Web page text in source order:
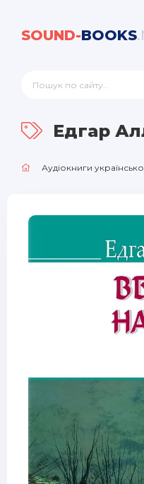
SOUND-BOOKS
Едгар
Аудіокниги